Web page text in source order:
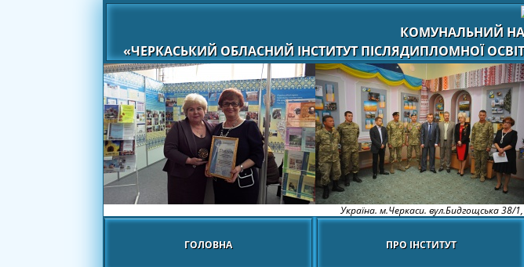
КОМУНАЛЬНИЙ
«ЧЕРКАСЬКИЙ ОБЛАСНИЙ ІНСТИТУТ ПІСЛЯДИПЛОМНОЇ
Україна. м.Черкаси. вул.Бидгощська 38/1,
ГОЛОВНА ПРО ІНСТИТУТ